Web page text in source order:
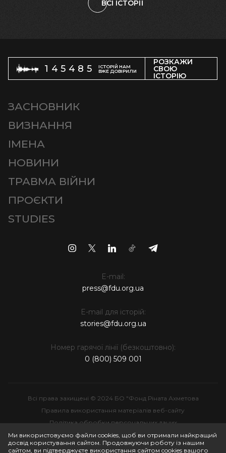
ВСІ ІСТОРІЇ
145485
ІСТОРІЙ НАМ
ВЖЕ ДОВІРИЛИ
РОЗКАЖИ
СВОЮ
ІСТОРІЮ
ЗАСНОВНИК
ВИЗНАННЯ
ІМЕНА
НОВИНИ
ТРАВМА ВІЙНИ
ПРОЄКТИ
STUDIES
E-mail:
press@fdu.org.ua
E-mail для історій:
stories@fdu.org.ua
Номер гарячої лінії (безкоштовно):
0 (800) 509 001
Всі права захищені © 2024 БО "Фонд Ріната Ахметова
Правила використання матеріалів веб-сайту
Політика обробки персональних даних
Інтелектуальна власність
Ми використовуємо файли cookies, щоб ви отримали найкращий
досвід користування сайтом. Продовжуючи роботу із нашим
сайтом, ви підтверджуєте використання сайтом cookies вашого